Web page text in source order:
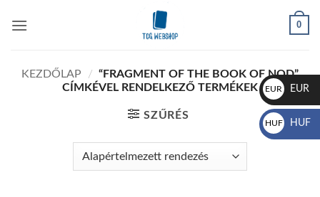
0
KEZDŐLAP / “FRAGMENT OF THE BOOK OF NOD”
CÍMKÉVEL RENDELKEZŐ TERMÉKEK
SZŰRÉS
EUR
€
EUR
HUF
Ft
HUF